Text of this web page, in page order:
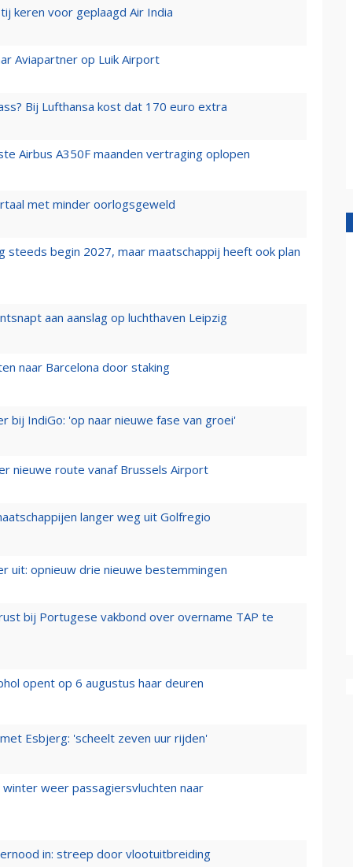
keren voor geplaagd Air India
Aviapartner op Luik Airport
Bij Lufthansa kost dat 170 euro extra
Airbus A350F maanden vertraging oplopen
met minder oorlogsgeweld
steeds begin 2027, maar maatschappij heeft ook plan
aan aanslag op luchthaven Leipzig
naar Barcelona door staking
bij IndiGo: 'op naar nieuwe fase van groei'
nieuwe route vanaf Brussels Airport
langer weg uit Golfregio
uit: opnieuw drie nieuwe bestemmingen
bij Portugese vakbond over overname TAP te
opent op 6 augustus haar deuren
Esbjerg: 'scheelt zeven uur rijden'
weer passagiersvluchten naar
in: streep door vlootuitbreiding